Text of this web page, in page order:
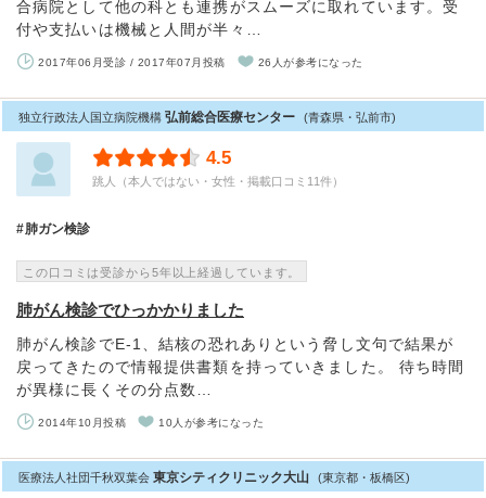
合病院として他の科とも連携がスムーズに取れています。受
付や支払いは機械と人間が半々…
2017年06月受診 / 2017年07月投稿 26人が参考になった
独立行政法人国立病院機構 弘前総合医療センター (青森県・弘前市)
4.5
跳人（本人ではない・女性・掲載口コミ11件）
肺ガン検診
この口コミは受診から5年以上経過しています。
肺がん検診でひっかかりました
肺がん検診でE-1、結核の恐れありという脅し文句で結果が
戻ってきたので情報提供書類を持っていきました。 待ち時間
が異様に長くその分点数…
2014年10月投稿 10人が参考になった
医療法人社団千秋双葉会 東京シティクリニック大山 (東京都・板橋区)